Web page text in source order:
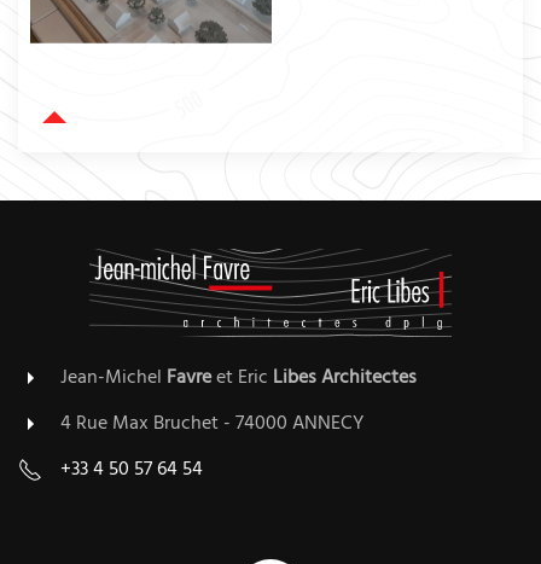
Jean-Michel Favreet Eric LibesArchitectes
4 Rue Max Bruchet - 74000 ANNECY
+33 4 50 57 64 54